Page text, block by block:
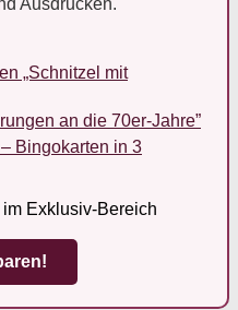
Ausdrucken.
„Schnitzel mit
an die 70er-Jahre”
Bingokarten in 3